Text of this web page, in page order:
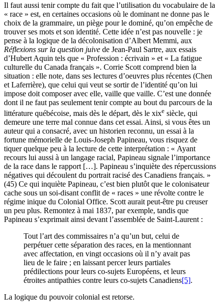
Il faut aussi tenir compte du fait que l’utilisation du vocabulaire de la
« race » est, en certaines occasions où le dominant ne donne pas le
choix de la grammaire, un piège pour le dominé, qu’on empêche de
trouver ses mots et son identité. Cette idée n’est pas nouvelle : je
pense à la logique de la décolonisation d’Albert Memmi, aux
Réflexions sur la question juive de Jean-Paul Sartre, aux essais
d’Hubert Aquin tels que « Profession : écrivain » et « La fatigue
culturelle du Canada français ». Corrie Scott comprend bien la
situation : elle note, dans ses lectures d’oeuvres plus récentes (Chen
et Laferrière), que celui qui veut se sortir de l’identité qu’on lui
impose doit composer avec elle, vaille que vaille. C’est une donnée
dont il ne faut pas seulement tenir compte au bout du parcours de la
littérature québécoise, mais dès le départ, dès le xixe siècle, qui
demeure une terre mal connue dans cet essai. Ainsi, si vous êtes un
auteur qui a consacré, avec un historien reconnu, un essai à la
fortune mémorielle de Louis-Joseph Papineau, vous risquez de
tiquer quelque peu à la lecture de cette interprétation : « Ayant
recours lui aussi à un langage racial, Papineau signale l’importance
de la race dans le rapport […]. Papineau s’inquiète des répercussions
négatives qui découlent du portrait racisé des Canadiens français. »
(45) Ce qui inquiète Papineau, c’est bien plutôt que le colonisateur
cache sous un soi-disant conflit de « races » une révolte contre le
régime inique du Colonial Office. Scott aurait peut-être pu creuser
un peu plus. Remontez à mai 1837, par exemple, tandis que
Papineau s’exprimait ainsi devant l’assemblée de Saint-Laurent :
Tout l’art des commissaires n’a qu’un but, celui de
perpétuer cette séparation des races, en la mentionnant
avec affectation, en vingt occasions où il n’y avait pas
lieu de le faire ; en laissant percer leurs partiales
prédilections pour leurs co-sujets Européens, et leurs
étroites antipathies contre leurs co-sujets Canadiens[5].
La logique du pouvoir colonial est retorse.